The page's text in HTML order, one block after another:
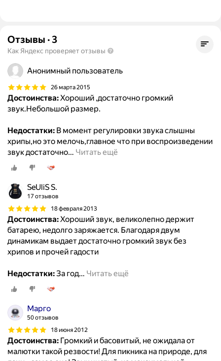
Отзывы · 3
Как Яндекс проверяет отзывы
Анонимный пользователь
26 марта 2015
Достоинства:Хороший ,достаточно громкий
звук.Небольшой размер.
Недостатки: В момент регулировки звука слышны
хрипы,но это мелочь,главное что при воспроизведении
звук достаточно… Читать ещё
SeUliS S.
17 отзывов
18 февраля 2013
Достоинства:Хороший звук, великолепно держит
батарею, недолго заряжается. Благодаря двум
динамикам выдает достаточно громкий звук без
хрипов и прочей гадости
Недостатки:За год… Читать ещё
Марго
50 отзывов
18 июня 2012
Достоинства: Громкий и басовитый, не ожидала от
малютки такой резвости! Для пикника на природе, для